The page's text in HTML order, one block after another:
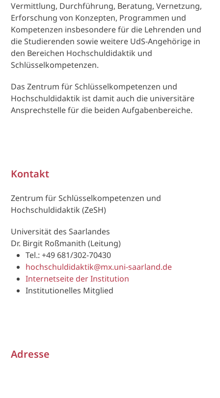
Vermittlung, Durchführung, Beratung, Vernetzung,
Erforschung von Konzepten, Programmen und
Kompetenzen insbesondere für die Lehrenden und
die Studierenden sowie weitere UdS-Angehörige in
den Bereichen Hochschuldidaktik und
Schlüsselkompetenzen.
Das Zentrum für Schlüsselkompetenzen und
Hochschuldidaktik ist damit auch die universitäre
Ansprechstelle für die beiden Aufgabenbereiche.
Kontakt
Zentrum für Schlüsselkompetenzen und
Hochschuldidaktik (ZeSH)
Universität des Saarlandes
Dr. Birgit Roßmanith (Leitung)
Tel.: +49 681/302-70430
hochschuldidaktik@mx.uni-saarland.de
Internetseite der Institution
Institutionelles Mitglied
Adresse